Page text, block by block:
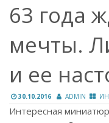
63 года
мечты.
и ее
30.10.2016 ADMIN
Интересная